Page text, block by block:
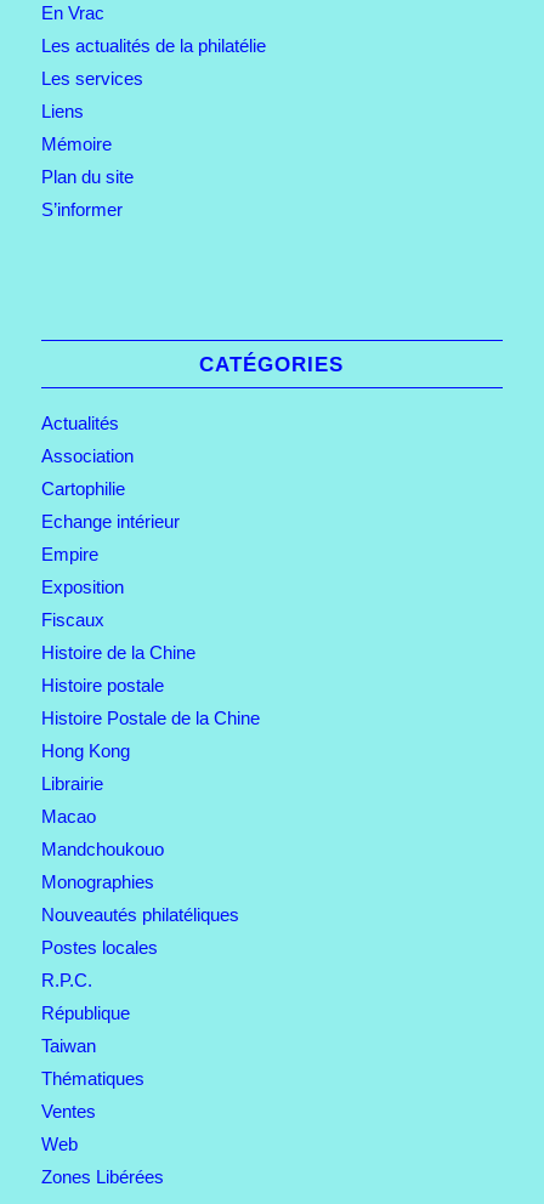
En Vrac
Les actualités de la philatélie
Les services
Liens
Mémoire
Plan du site
S’informer
CATÉGORIES
Actualités
Association
Cartophilie
Echange intérieur
Empire
Exposition
Fiscaux
Histoire de la Chine
Histoire postale
Histoire Postale de la Chine
Hong Kong
Librairie
Macao
Mandchoukouo
Monographies
Nouveautés philatéliques
Postes locales
R.P.C.
République
Taiwan
Thématiques
Ventes
Web
Zones Libérées